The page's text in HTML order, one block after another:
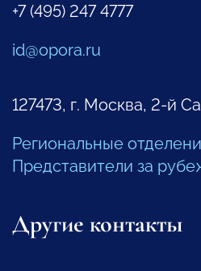
+7 (495) 247 4777
id@opora.ru
127473, г. Москва, 2-й
Региональные
Представители за
Другие контакты